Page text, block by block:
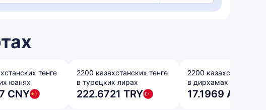
тенге
юанях
CNY
2200 казахстанских тенге
в турецких лирах
222.6721 TRY
2200 казахстанских
в дирхамах ОАЭ
17.1969 AED